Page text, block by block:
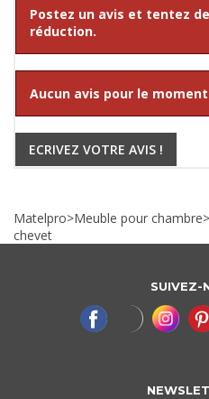
Postez un avis et tentez
réduction.
Aucun avis pour le
ECRIVEZ VOTRE AVIS !
Matelpro>Meuble pour chambre>
chevet
SUIVEZ-